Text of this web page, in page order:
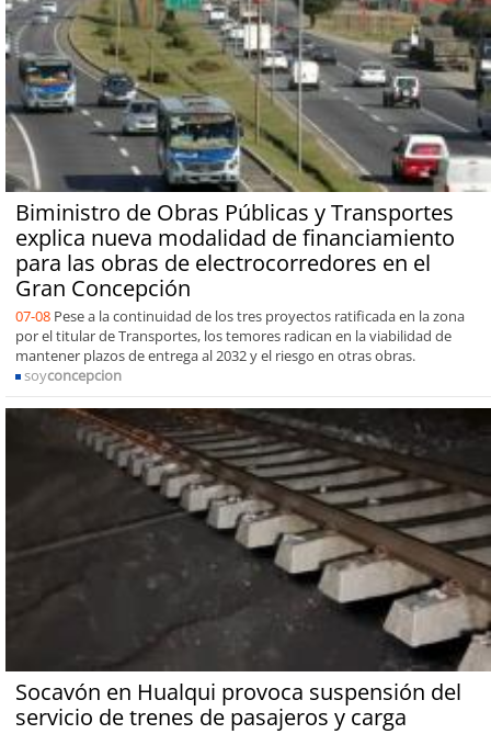
Biministro de Obras Públicas y Transportes
explica nueva modalidad de financiamiento
para las obras de electrocorredores en el
Gran Concepción
07-08 Pese a la continuidad de los tres proyectos ratificada en la zona
por el titular de Transportes, los temores radican en la viabilidad de
mantener plazos de entrega al 2032 y el riesgo en otras obras.
soyconcepcion
Socavón en Hualqui provoca suspensión del
servicio de trenes de pasajeros y carga